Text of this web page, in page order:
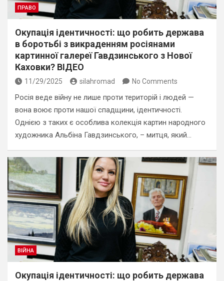
ПРАВО
Окупація ідентичності: що робить держава
в боротьбі з викраденням росіянами
картинної галереї Гавдзинського з Нової
Каховки? ВІДЕО
11/29/2025 silahromad No Comments
Росія веде війну не лише проти територій і людей —
вона воює проти нашої спадщини, ідентичності.
Однією з таких є особлива колекція картин народного
художника Альбіна Гавдзинського, – митця, який…
ВІЙНА
Окупація ідентичності: що робить держава